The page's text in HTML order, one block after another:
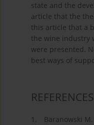
state and the
article that the
this article that a
the wine industry
were presented.
best ways of
REFERENCES
1.
Baranowski